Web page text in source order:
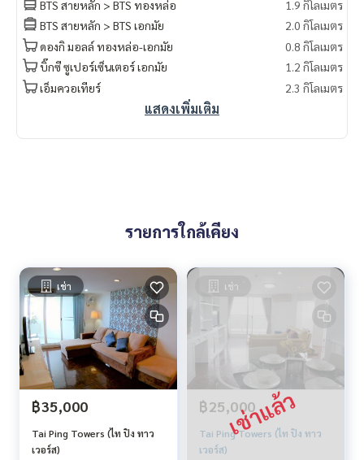
BTS สายหลัก > BTS ทองหล่อ
1.9 กิโลเมตร
BTS สายหลัก > BTS เอกมัย
2.0 กิโลเมตร
ดองกิ มอลล์ ทองหล่อ-เอกมัย
0.8 กิโลเมตร
บิ๊กซี ซูเปอร์เซ็นเตอร์ เอกมัย
1.2 กิโลเมตร
เอ็มควอเทียร์
2.3 กิโลเมตร
แสดงเพิ่มเติม
รายการใกล้เคียง
เช่า
฿35,000
Tai Ping Towers (ไท ปิง ทาว
เวอร์ส)
เช่า
฿25,000
Tai Ping Towers (ไท ปิง ทาว
เวอร์ส)